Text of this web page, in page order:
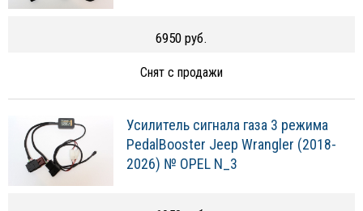
6950 руб.
Снят с продажи
Усилитель сигнала газа 3 режима
PedalBooster Jeep Wrangler (2018-
2026) № OPEL N_3